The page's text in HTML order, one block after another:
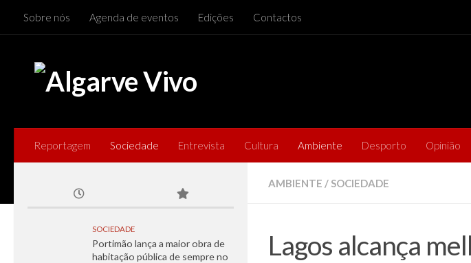
Skip to content
Sobre nós Agenda de eventos Edições Contactos
Reportagem Sociedade Entrevista Cultura Ambiente Desporto Opinião
AMBIENTE / SOCIEDADE
Lagos alcança
SOCIEDADE
Portimão lança a maior obra de
habitação pública de sempre no